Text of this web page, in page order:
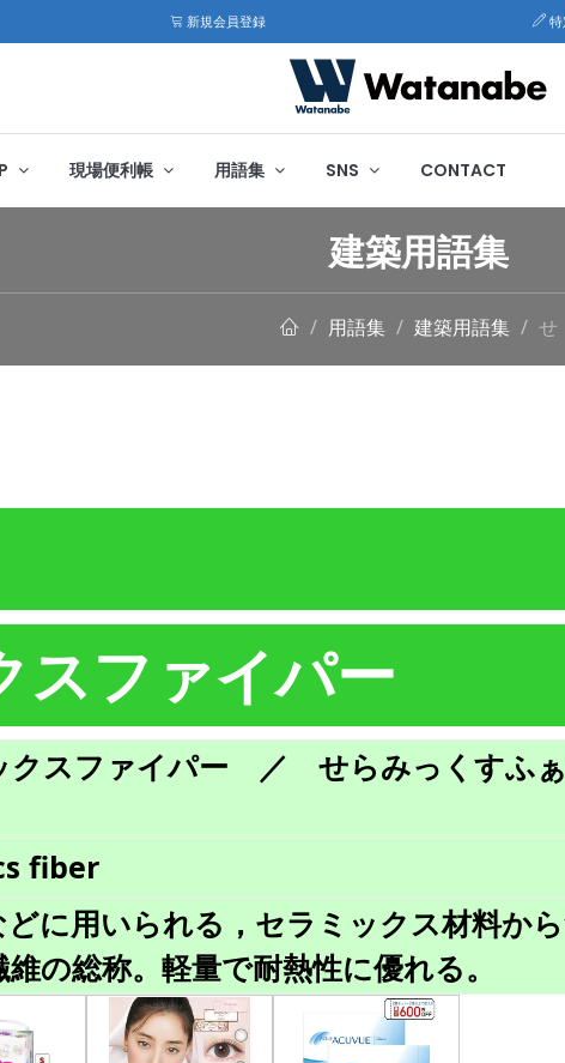
新規会員登録
現場便利帳 用語集 SNS CONTACT
建築用語集
用語集 建築用語集 せ
スファイパー
クスファイパー ／ せらみっくすふ
fiber
どに用いられる，セラミックス材料から
の総称。軽量で耐熱性に優れる。